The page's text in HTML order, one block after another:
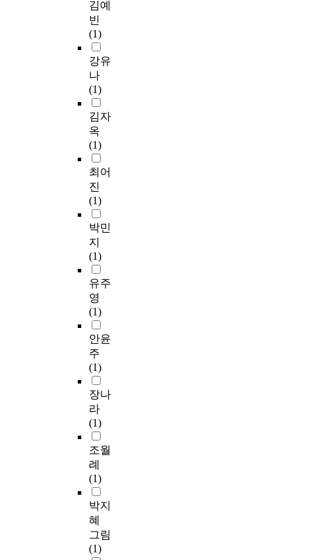
김예
빈
(1)
강유
나
(1)
김자
옥
(1)
최어
진
(1)
박민
지
(1)
유주
영
(1)
안윤
주
(1)
장나
라
(1)
조월
례
(1)
박지
혜
그림
(1)